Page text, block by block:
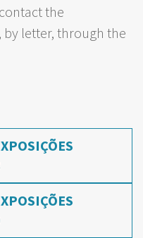
the
by letter, through the